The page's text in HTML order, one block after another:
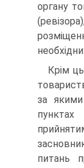
органу
Крім
за
питань